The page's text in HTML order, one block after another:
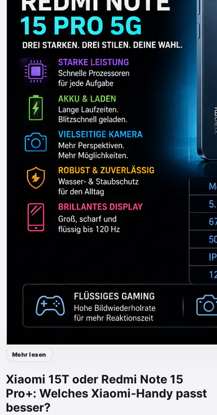
Mehr lesen
Xiaomi 15T oder Redmi Note 15
Pro+: Welches Xiaomi-Handy passt
besser?